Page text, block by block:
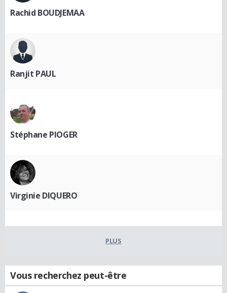
Rachid BOUDJEMAA
Ranjit PAUL
Stéphane PIOGER
Virginie DIQUERO
PLUS
Vous recherchez peut-être